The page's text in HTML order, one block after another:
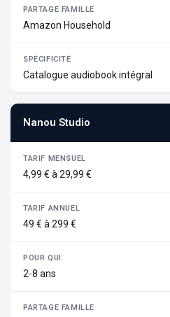
Amazon Household
Catalogue audiobook intégral
Nanou Studio
4,99 € à 29,99 €
49 € à 299 €
2-8 ans